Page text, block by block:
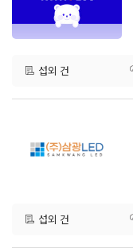
섭외 건
섭외 건